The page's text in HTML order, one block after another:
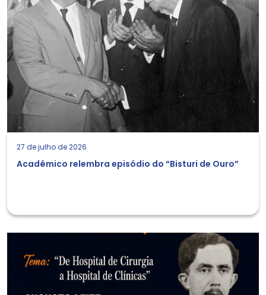
27 de julho de 2026
Acadêmico relembra episódio do “Bisturi de Ouro”